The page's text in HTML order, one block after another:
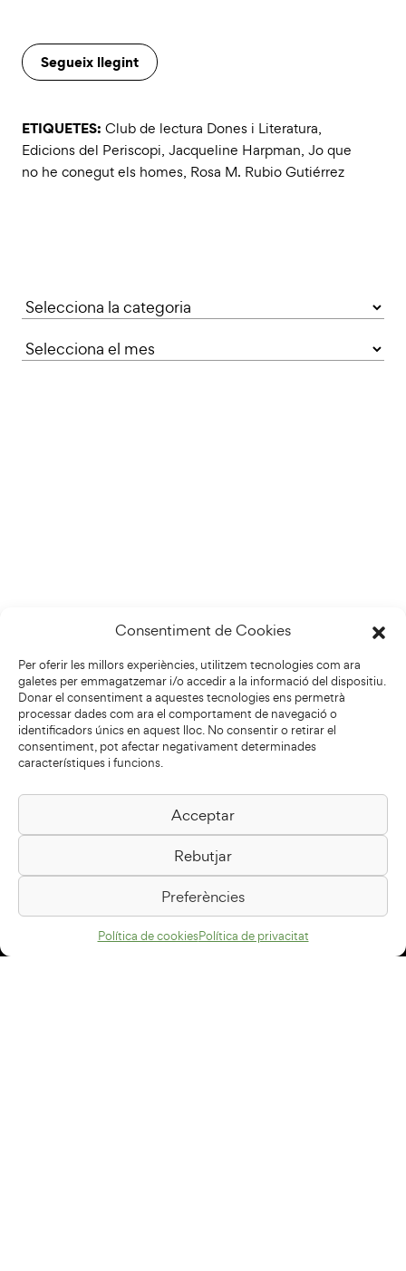
Consentiment de Cookies
Per oferir les millors experiències, utilitzem tecnologies com ara
galetes per emmagatzemar i/o accedir a la informació del dispositiu.
Donar el consentiment a aquestes tecnologies ens permetrà
processar dades com ara el comportament de navegació o
identificadors únics en aquest lloc. No consentir o retirar el
consentiment, pot afectar negativament determinades
característiques i funcions.
Acceptar
Rebutjar
Preferències
Política de cookiesPolítica de privacitat
Segueix llegint
ETIQUETES: Club de lectura Dones i Literatura,
Edicions del Periscopi, Jacqueline Harpman, Jo que
no he conegut els homes, Rosa M. Rubio Gutiérrez
Categories
Biblioteca Pilarin Bayés
Passeig de la Generalitat, 1
08500 Vic